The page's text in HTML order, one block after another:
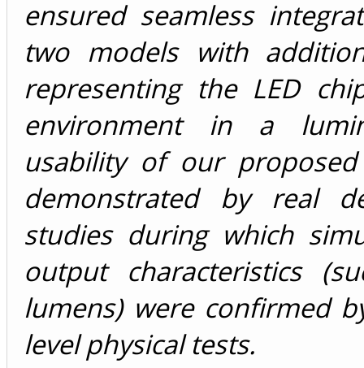
ensured seamless
two models with
representing the LED
environment in a
usability of our
demonstrated by real
studies during which
output characteristics
lumens) were confirmed
level physical tests.